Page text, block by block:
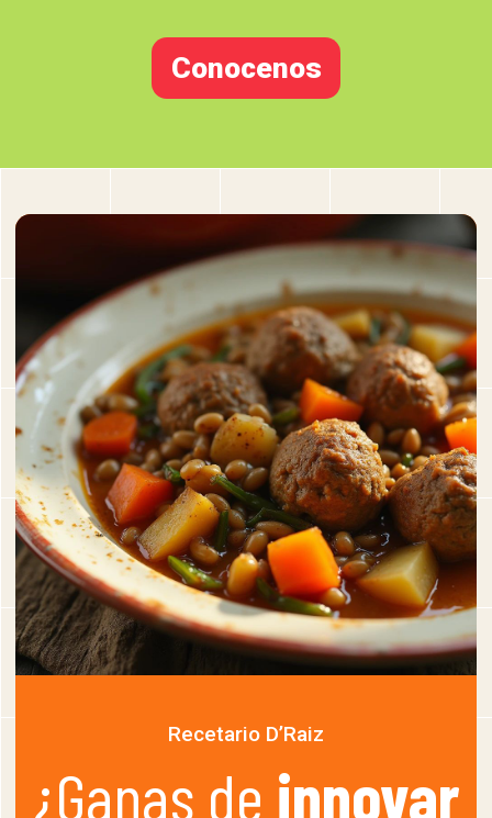
Conocenos
Recetario D’Raiz
¿Ganas de innovar